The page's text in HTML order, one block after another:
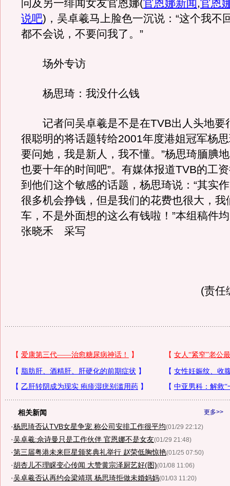
问及另一绯闻女友官恩娜(官恩娜新闻 ,官恩
说吧) ，吴卓羲马上脸色一沉说：“这个我不
都不会说，不要问我了。”
场外专访
杨思琦：我没什么钱
记者问吴卓羲是不是在TVB出人头地要
很聪明的将话题转给2001年度港姐冠军杨
要问她，我是新人，我不懂。”杨思琦腼腆
也要十年的时间吧”。有媒体报道TVB的工
到他们这个敏感的话题，杨思琦说：“其实
很多机会挣钱，但是我们的花费也很大，我
车，不是外面想的这么有钱啦！”本组稿
张晓禾 采写
(责任
更多>>
相关新闻
·杨思琦否认TVB女星争宠 称公司安排工作很平均(01/29 22:12)
·吴卓羲:佘诗曼只是工作伙伴 官恩娜不是女友(01/29 21:48)
·第三届粤港未来巨星颁奖典礼举行 赵荣低胸惊艳(01/25 07:50)
·胡杏儿不理睬变心传闻 大赞黄宗泽厨艺好(图)(01/08 11:06)
·吴卓羲否认再约会梁靖琪 杨思琦拒做未婚妈妈(01/03 11:20)